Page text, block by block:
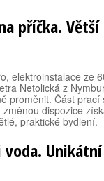
příčka.
elektroinstalace ze
Netolická z
proměnit. Část
dispozice
praktické bydlení.